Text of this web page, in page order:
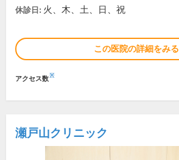
休診日: 火、木、土、日、祝
この医院の詳細をみる
アクセス数※
瀬戸山クリニック